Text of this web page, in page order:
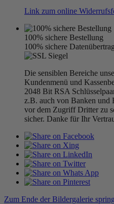
Link zum online
100% sichere Bestellung
100% sichere
Die sensiblen Bereiche
Kundenmenü und
2048 Bit RSA
z.B. auch von Banken und
vor dem Zugriff Dritter zu
sicher. Danke für Ihr
Zum Ende der Bildergalerie